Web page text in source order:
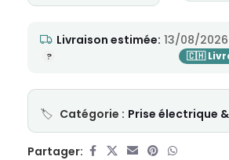
Livraison estimée: 13/08/
Catégorie : Prise électrique
Partager: